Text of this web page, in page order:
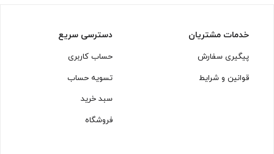
خدمات مشتریان
پیگیری سفارش
قوانین و شرایط
دسترسی سریع
حساب کاربری
تسویه حساب
سبد خرید
فروشگاه